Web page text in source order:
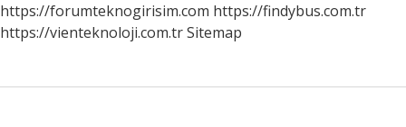
https://forumteknogirisim.com https://findybus.com.tr
https://vienteknoloji.com.trSitemap